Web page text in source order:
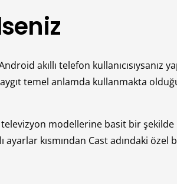
akıllı telefon
temel anlamda kullanmakta
modellerine basit bir
kısmından Cast adındaki